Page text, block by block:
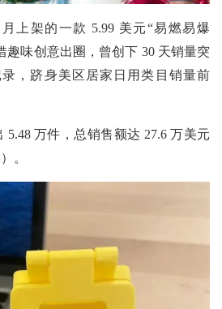
上架的一款 5.99 美元“易燃易爆
趣味创意出圈，曾创下 30 天销量突
录，跻身美区居家日用类目销量前
5.48 万件，总销售额达 27.6 万美元
。